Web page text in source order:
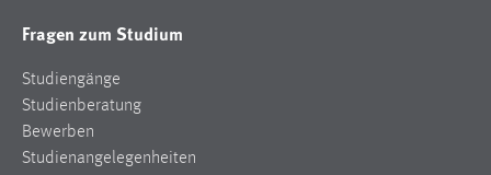
Fragen zum Studium
Studiengänge
Studienberatung
Bewerben
Studienangelegenheiten